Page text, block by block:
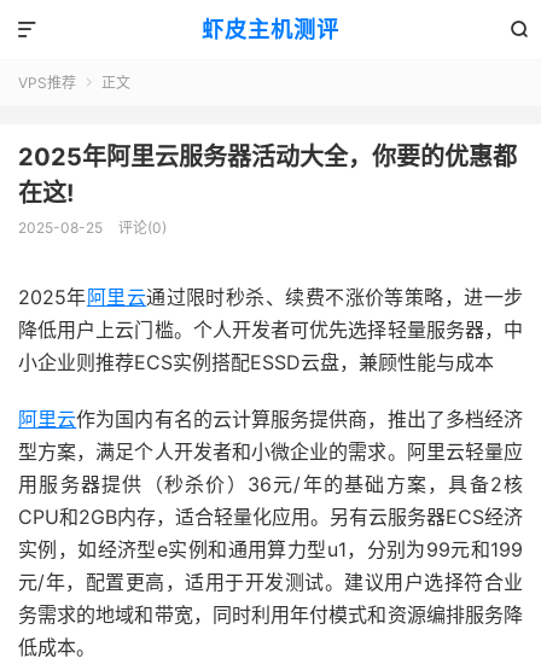
虾皮主机测评 

VPS推荐  正文
2025年阿里云服务器活动大全，你要的优惠都
在这!
2025-08-25 评论(0)
2025年阿里云通过限时秒杀、续费不涨价等策略，进一步
降低用户上云门槛。个人开发者可优先选择轻量服务器，中
小企业则推荐ECS实例搭配ESSD云盘，兼顾性能与成本
阿里云作为国内有名的云计算服务提供商，推出了多档经济
型方案，满足个人开发者和小微企业的需求。阿里云轻量应
用服务器提供（秒杀价）36元/年的基础方案，具备2核
CPU和2GB内存，适合轻量化应用。另有云服务器ECS经济
实例，如经济型e实例和通用算力型u1，分别为99元和199
元/年，配置更高，适用于开发测试。建议用户选择符合业
务需求的地域和带宽，同时利用年付模式和资源编排服务降
低成本。